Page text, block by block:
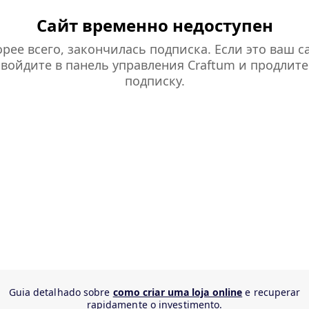
Сайт временно недоступен
всего, закончилась подписка. Если это ваш
войдите в панель управления Craftum и продлите
подписку.
Guia detalhado sobre como criar uma loja online e recuperar
rapidamente o investimento.